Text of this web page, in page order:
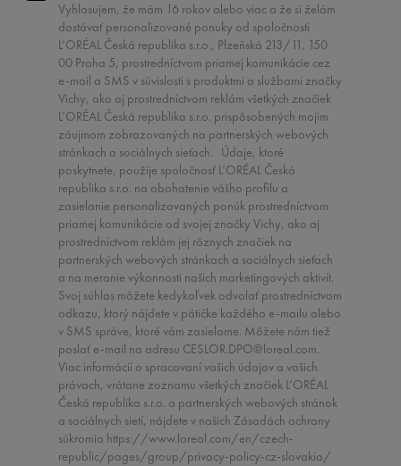
Vyhlasujem, že mám 16 rokov alebo viac a že si želám
dostávať personalizované ponuky od spoločnosti
L’ORÉAL Česká republika s.r.o., Plzeňská 213/11, 150
00 Praha 5, prostredníctvom priamej komunikácie cez
e-mail a SMS v súvislosti s produktmi a službami značky
Vichy, ako aj prostredníctvom reklám všetkých značiek
L’ORÉAL Česká republika s.r.o. prispôsobených mojim
záujmom zobrazovaných na partnerských webových
stránkach a sociálnych sieťach. Údaje, ktoré
poskytnete, použije spoločnosť L’ORÉAL Česká
republika s.r.o. na obohatenie vášho profilu a
zasielanie personalizovaných ponúk prostredníctvom
priamej komunikácie od svojej značky Vichy, ako aj
prostredníctvom reklám jej rôznych značiek na
partnerských webových stránkach a sociálnych sieťach
a na meranie výkonnosti našich marketingových aktivít.
Svoj súhlas môžete kedykoľvek odvolať prostredníctvom
odkazu, ktorý nájdete v pätičke každého e-mailu alebo
v SMS správe, ktoré vám zasielame. Môžete nám tiež
poslať e-mail na adresu CESLOR.DPO@loreal.com.
Viac informácií o spracovaní vašich údajov a vašich
právach, vrátane zoznamu všetkých značiek L’ORÉAL
Česká republika s.r.o. a partnerských webových stránok
a sociálnych sietí, nájdete v našich Zásadách ochrany
súkromia https://www.loreal.com/en/czech-
republic/pages/group/privacy-policy-cz-slovakia/